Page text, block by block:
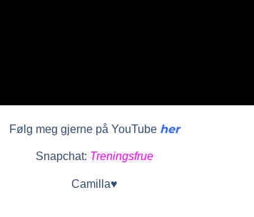
Følg meg gjerne på YouTube her
Snapchat: Treningsfrue
Camilla♥